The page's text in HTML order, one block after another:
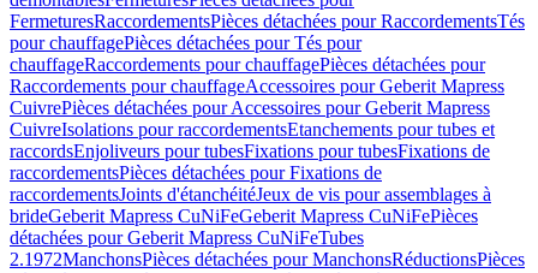
FermeturesRaccordementsPièces détachées pour RaccordementsTés
pour chauffagePièces détachées pour Tés pour
chauffageRaccordements pour chauffagePièces détachées pour
Raccordements pour chauffageAccessoires pour Geberit Mapress
CuivrePièces détachées pour Accessoires pour Geberit Mapress
CuivreIsolations pour raccordementsEtanchements pour tubes et
raccordsEnjoliveurs pour tubesFixations pour tubesFixations de
raccordementsPièces détachées pour Fixations de
raccordementsJoints d'étanchéitéJeux de vis pour assemblages à
brideGeberit Mapress CuNiFeGeberit Mapress CuNiFePièces
détachées pour Geberit Mapress CuNiFeTubes
2.1972ManchonsPièces détachées pour ManchonsRéductionsPièces